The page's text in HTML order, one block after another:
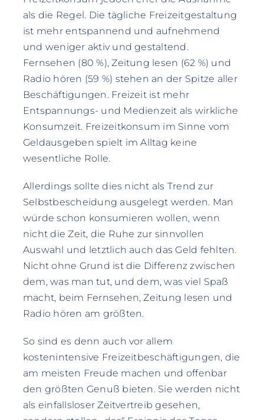
als die Regel. Die tägliche Freizeitgestaltung
ist mehr entspannend und aufnehmend
und weniger aktiv und gestaltend.
Fernsehen (80 %), Zeitung lesen (62 %) und
Radio hören (59 %) stehen an der Spitze aller
Beschäftigungen. Freizeit ist mehr
Entspannungs- und Medienzeit als wirkliche
Konsumzeit. Freizeitkonsum im Sinne vom
Geldausgeben spielt im Alltag keine
wesentliche Rolle.
Allerdings sollte dies nicht als Trend zur
Selbstbescheidung ausgelegt werden. Man
würde schon konsumieren wollen, wenn
nicht die Zeit, die Ruhe zur sinnvollen
Auswahl und letztlich auch das Geld fehlten.
Nicht ohne Grund ist die Differenz zwischen
dem, was man tut, und dem, was viel Spaß
macht, beim Fernsehen, Zeitung lesen und
Radio hören am größten.
So sind es denn auch vor allem
kostenintensive Freizeitbeschäftigungen, die
am meisten Freude machen und offenbar
den größten Genuß bieten. Sie werden nicht
als einfallsloser Zeitvertreib gesehen,